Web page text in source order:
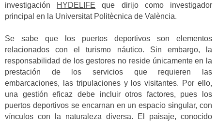
investigación
HYDELIFE que dirijo como investigador
principal en la Universitat Politècnica de València.
Se sabe que los puertos deportivos son elementos
relacionados con el turismo náutico. Sin embargo, la
responsabilidad de los gestores no reside únicamente en la
prestación de los servicios que requieren las
embarcaciones, las tripulaciones y los visitantes. Por ello,
una gestión eficaz debe incluir otros factores, pues los
puertos deportivos se encarnan en un espacio singular, con
vínculos con la naturaleza diversa. El paisaje, conocido